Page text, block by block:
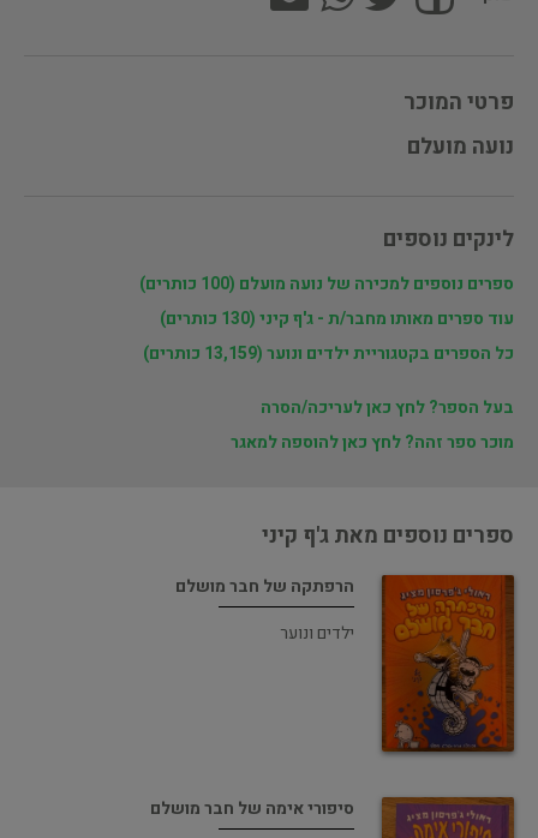
פרטי המוכר
נועה מועלם
לינקים נוספים
ספרים נוספים למכירה של נועה מועלם (100 כותרים)
עוד ספרים מאותו מחבר/ת - ג'ף קיני (130 כותרים)
כל הספרים בקטגוריית ילדים ונוער (13,159 כותרים)
בעל הספר? לחץ כאן לעריכה/הסרה
מוכר ספר זהה? לחץ כאן להוספה למאגר
ספרים נוספים מאת ג'ף קיני
הרפתקה של חבר מושלם
ילדים ונוער
סיפורי אימה של חבר מושלם